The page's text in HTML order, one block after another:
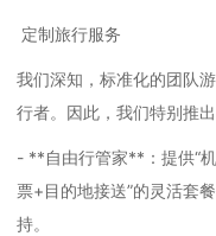
定制旅行服务
我们深知，标准化的团队
行者。因此，我们特别推
- **自由行管家**：提供“
票+目的地接送”的灵活套
持。